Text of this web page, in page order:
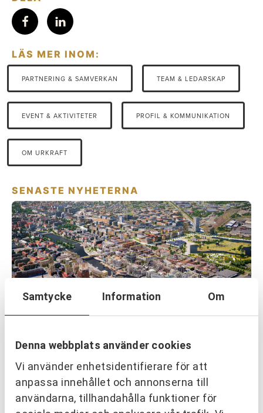
Samtycke Information Om
Denna webbplats använder cookies
Vi använder enhetsidentifierare för att
anpassa innehållet och annonserna till
användarna, tillhandahålla funktioner för
LÄS MER INOM:
PARTNERING & SAMVERKAN TEAM & LEDARSKAP
EVENT & AKTIVITETER PROFIL & KOMMUNIKATION
OM URKRAFT
SENASTE NYHETERNA
Inre hamnen etapp 2 – tillsammans
bygger vi framtidens Norrköping
Läs mer